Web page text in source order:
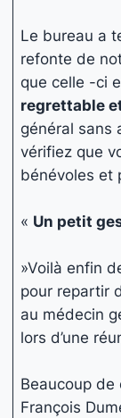
Le bureau a
refonte de
que celle -ci
regrettable
général sans
vérifiez que
bénévoles et
« Un petit
»Voilà enfin
pour repartir
au médecin
lors d’une
Beaucoup
François